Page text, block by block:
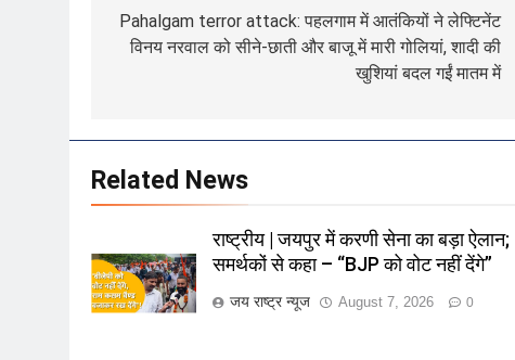
navigation
Pahalgam terror attack: पहलगाम में आतंकियों ने लेफ्टिनेंट
विनय नरवाल को सीने-छाती और बाजू में मारी गोलियां, शादी की
खुशियां बदल गईं मातम में
Related News
राष्ट्रीय | जयपुर में करणी सेना का बड़ा ऐलान;
समर्थकों से कहा – “BJP को वोट नहीं देंगे”
जय राष्ट्र न्यूज August 7, 2026 0